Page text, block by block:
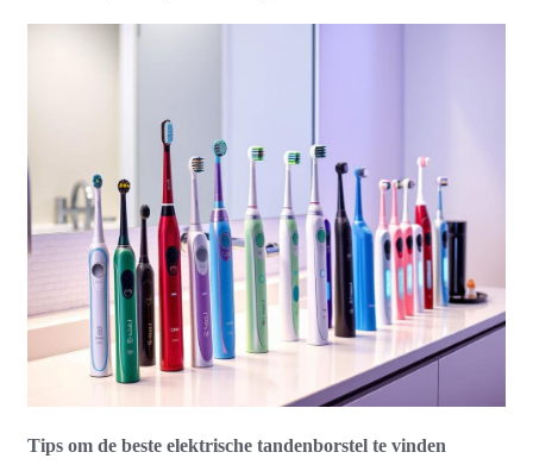
Tips om de beste elektrische tandenborstel te vinden